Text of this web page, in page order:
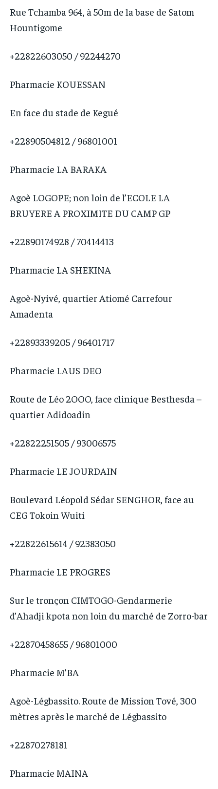
Rue Tchamba 964, à 50m de la base de Satom
Hountigome
+22822603050 / 92244270
Pharmacie KOUESSAN
En face du stade de Kegué
+22890504812 / 96801001
Pharmacie LA BARAKA
Agoè LOGOPE; non loin de l’ECOLE LA
BRUYERE A PROXIMITE DU CAMP GP
+22890174928 / 70414413
Pharmacie LA SHEKINA
Agoè-Nyivé, quartier Atiomé Carrefour
Amadenta
+22893339205 / 96401717
Pharmacie LAUS DEO
Route de Léo 2OOO, face clinique Besthesda –
quartier Adidoadin
+22822251505 / 93006575
Pharmacie LE JOURDAIN
Boulevard Léopold Sédar SENGHOR, face au
CEG Tokoin Wuiti
+22822615614 / 92383050
Pharmacie LE PROGRES
Sur le tronçon CIMTOGO-Gendarmerie
d’Ahadji kpota non loin du marché de Zorro-bar
+22870458655 / 96801000
Pharmacie M’BA
Agoè-Légbassito. Route de Mission Tové, 300
mètres après le marché de Légbassito
+22870278181
Pharmacie MAINA